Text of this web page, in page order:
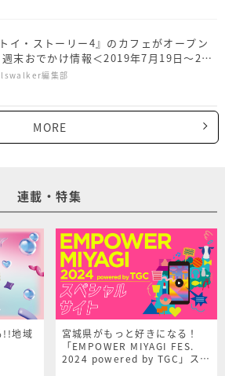
トイ・ストーリー4』のカフェがオープン
末おでかけ情報＜2019年7月19日～21
編集部
MORE
連載・特集
!!地域
宮城県がもっと好きになる！
「EMPOWER MIYAGI FES.
2024 powered by TGC」スペ